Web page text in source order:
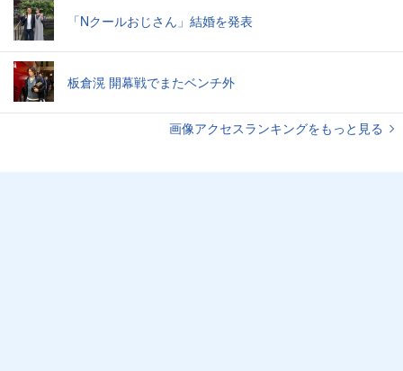
「Nクールおじさん」結婚を発表
板倉滉 開幕戦でまたベンチ外
画像アクセスランキングをもっと見る